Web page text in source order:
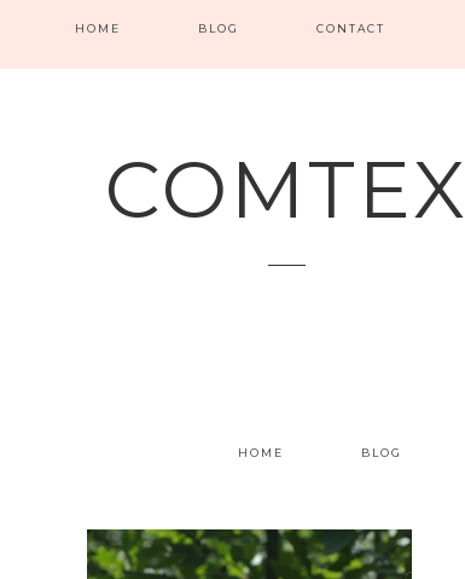
HOME BLOG CONTACT
COMTEX
HOME BLOG